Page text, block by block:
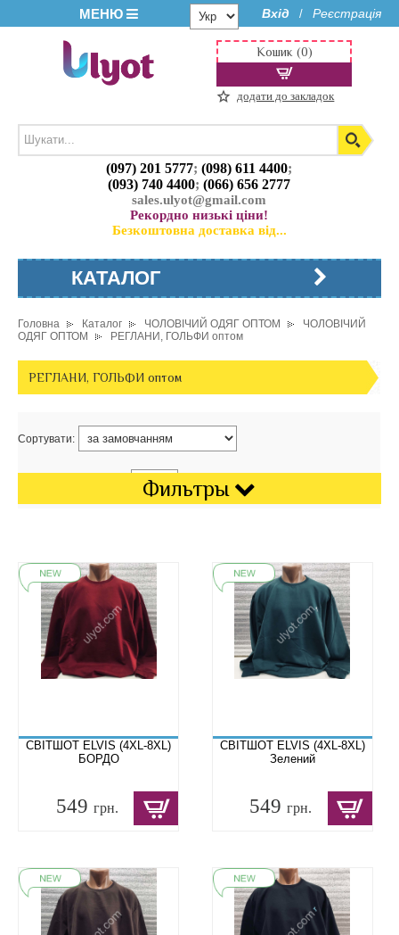
МЕНЮ Вхід / Реєстрація
(097) 201 5777;(098) 611 4400;
(093) 740 4400;(066) 656 2777
sales.ulyot@gmail.com
Рекордно низькі ціни!
Безкоштовна доставка від...
Кошик (0)
додати до закладок
КАТАЛОГ
Головна Каталог ЧОЛОВІЧИЙ ОДЯГ ОПТОМ
ЧОЛОВІЧИЙ
ОДЯГ ОПТОМ
РЕГЛАНИ, ГОЛЬФИ оптом
Фильтры
РЕГЛАНИ, ГОЛЬФИ оптом
Сортувати:
СВІТШОТ ELVIS (4XL-8XL)
БОРДО
549 грн.
СВІТШОТ ELVIS (4XL-8XL)
Зелений
549грн.